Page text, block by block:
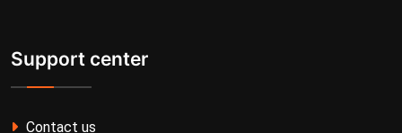
Support center
Contact us